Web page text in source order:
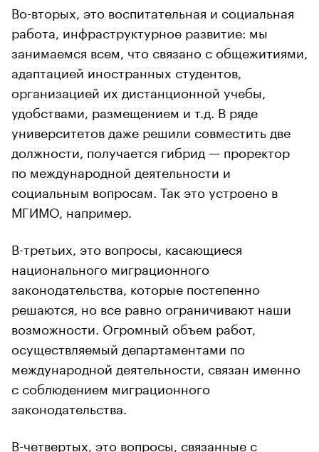
Во-вторых, это воспитательная и социальная
работа, инфраструктурное развитие: мы
занимаемся всем, что связано с общежитиями,
адаптацией иностранных студентов,
организацией их дистанционной учебы,
удобствами, размещением и т.д. В ряде
университетов даже решили совместить две
должности, получается гибрид — проректор
по международной деятельности и
социальным вопросам. Так это устроено в
МГИМО, например.
В-третьих, это вопросы, касающиеся
национального миграционного
законодательства, которые постепенно
решаются, но все равно ограничивают наши
возможности. Огромный объем работ,
осуществляемый департаментами по
международной деятельности, связан именно
с соблюдением миграционного
законодательства.
В-четвертых, это вопросы, связанные с